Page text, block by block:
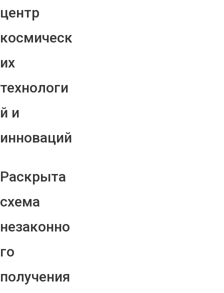
центр
космическ
их
технологи
й и
инноваций
Раскрыта
схема
незаконно
го
получения